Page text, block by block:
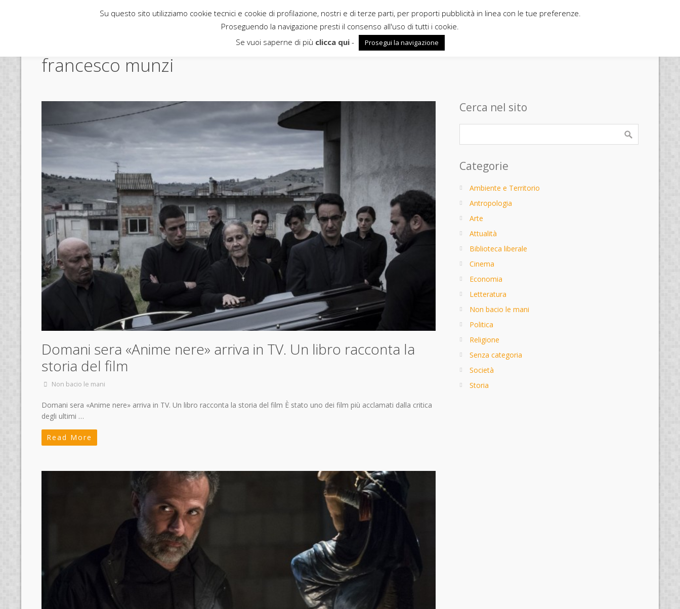
Rubbettino News
francesco munzi
Domani sera «Anime nere» arriva in TV. Un libro racconta la
storia del film
Non bacio le mani
Domani sera «Anime nere» arriva in TV. Un libro racconta la storia del film È stato uno dei film più acclamati dalla critica
degli ultimi …
Read More
Cerca nel sito
Categorie
Ambiente e Territorio
Antropologia
Arte
Attualità
Biblioteca liberale
Cinema
Economia
Letteratura
Non bacio le mani
Politica
Religione
Senza categoria
Società
Storia
Su questo sito utilizziamo cookie tecnici e cookie di profilazione, nostri e di terze parti, per proporti pubblicità in linea con le tue preferenze.
Proseguendo la navigazione presti il consenso all'uso di tutti i cookie.
Se vuoi saperne di più clicca qui- Prosegui la navigazione